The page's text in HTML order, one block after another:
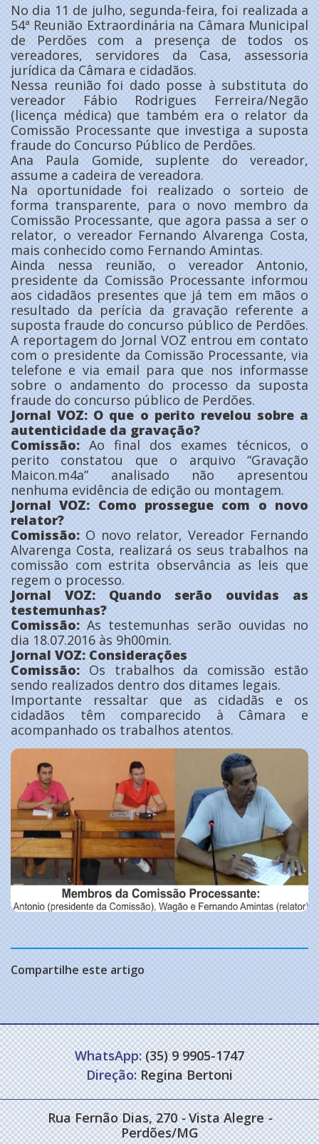
No dia 11 de julho, segunda-feira, foi realizada a
54ª Reunião Extraordinária na Câmara Municipal
de Perdões com a presença de todos os
vereadores, servidores da Casa, assessoria
jurídica da Câmara e cidadãos.
Nessa reunião foi dado posse à substituta do
vereador Fábio Rodrigues Ferreira/Negão
(licença médica) que também era o relator da
Comissão Processante que investiga a suposta
fraude do Concurso Público de Perdões.
Ana Paula Gomide, suplente do vereador,
assume a cadeira de vereadora.
Na oportunidade foi realizado o sorteio de
forma transparente, para o novo membro da
Comissão Processante, que agora passa a ser o
relator, o vereador Fernando Alvarenga Costa,
mais conhecido como Fernando Amintas.
Ainda nessa reunião, o vereador Antonio,
presidente da Comissão Processante informou
aos cidadãos presentes que já tem em mãos o
resultado da perícia da gravação referente a
suposta fraude do concurso público de Perdões.
A reportagem do Jornal VOZ entrou em contato
com o presidente da Comissão Processante, via
telefone e via email para que nos informasse
sobre o andamento do processo da suposta
fraude do concurso público de Perdões.
Jornal VOZ: O que o perito revelou sobre a
autenticidade da gravação?
Comissão: Ao final dos exames técnicos, o
perito constatou que o arquivo “Gravação
Maicon.m4a” analisado não apresentou
nenhuma evidência de edição ou montagem.
Jornal VOZ: Como prossegue com o novo
relator?
Comissão: O novo relator, Vereador Fernando
Alvarenga Costa, realizará os seus trabalhos na
comissão com estrita observância as leis que
regem o processo.
Jornal VOZ: Quando serão ouvidas as
testemunhas?
Comissão: As testemunhas serão ouvidas no
dia 18.07.2016 às 9h00min.
Jornal VOZ: Considerações
Comissão: Os trabalhos da comissão estão
sendo realizados dentro dos ditames legais.
Importante ressaltar que as cidadãs e os
cidadãos têm comparecido à Câmara e
acompanhado os trabalhos atentos.
Compartilhe este artigo
WhatsApp:(35) 9 9905-1747
Direção:Regina Bertoni
Rua Fernão Dias, 270- Vista Alegre-
Perdões/MG